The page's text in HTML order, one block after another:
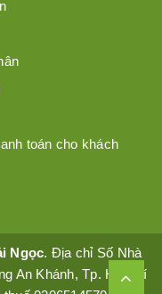
toán cho khách
Ngọc. Địa chỉ Số Nhà
An Khánh, Tp. Hồ Chí